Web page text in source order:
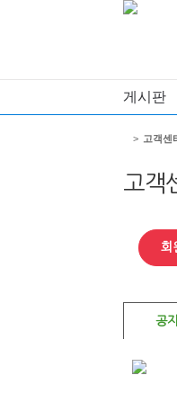
게시판
고객
> 고객센
회
공